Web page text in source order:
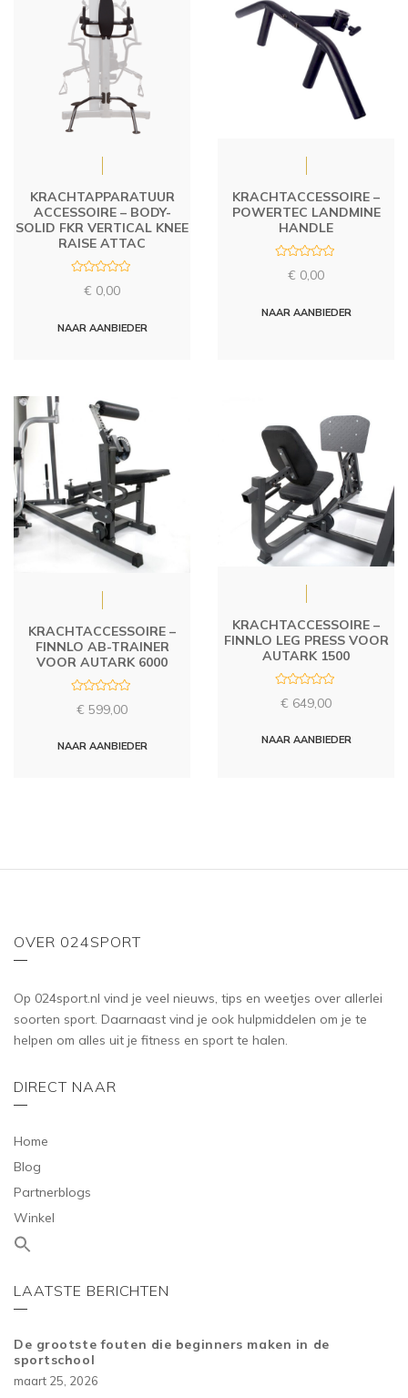
KRACHTAPPARATUUR
ACCESSOIRE – BODY-
SOLID FKR VERTICAL KNEE
RAISE ATTAC
d
€ 0,00
NAAR AANBIEDER
KRACHTACCESSOIRE –
POWERTEC LANDMINE
HANDLE
d
€ 0,00
NAAR AANBIEDER
KRACHTACCESSOIRE –
FINNLO AB-TRAINER
VOOR AUTARK 6000
a
d
€ 599,00
NAAR AANBIEDER
KRACHTACCESSOIRE –
FINNLO LEG PRESS VOOR
AUTARK 1500
a
d
€ 649,00
NAAR AANBIEDER
OVER 024SPORT
Op 024sport.nl vind je veel nieuws, tips en weetjes over allerlei
soorten sport. Daarnaast vind je ook hulpmiddelen om je te
helpen om alles uit je fitness en sport te halen.
DIRECT NAAR
Home
Blog
Partnerblogs
Winkel
LAATSTE BERICHTEN
De grootste fouten die beginners maken in de
sportschool
maart 25, 2026